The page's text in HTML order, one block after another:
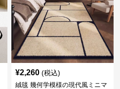
¥2,260 (税込)
絨毯 幾何学模様の現代風ミニマ